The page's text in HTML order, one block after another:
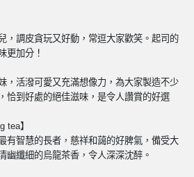
，調皮貪玩又好動，常逗大家歡笑。起司的
更加分！
，活潑可愛又充滿想像力，為大家製造不少
恰到好處的絕佳滋味，是令人讚賞的好選
tea】
有智慧的長者，慈祥和藹的好脾氣，備受大
幽纖細的烏龍茶香，令人深深沈醉。